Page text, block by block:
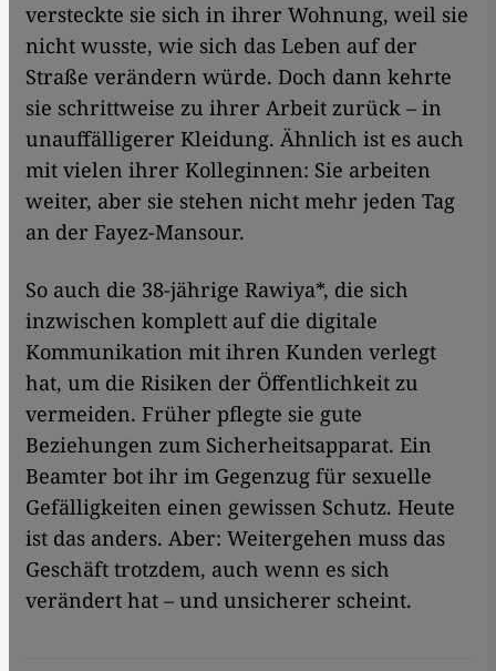
versteckte sie sich in ihrer Wohnung, weil sie
nicht wusste, wie sich das Leben auf der
Straße verändern würde. Doch dann kehrte
sie schrittweise zu ihrer Arbeit zurück – in
unauffälligerer Kleidung. Ähnlich ist es auch
mit vielen ihrer Kolleginnen: Sie arbeiten
weiter, aber sie stehen nicht mehr jeden Tag
an der Fayez-Mansour.
So auch die 38-jährige Rawiya*, die sich
inzwischen komplett auf die digitale
Kommunikation mit ihren Kunden verlegt
hat, um die Risiken der Öffentlichkeit zu
vermeiden. Früher pflegte sie gute
Beziehungen zum Sicherheitsapparat. Ein
Beamter bot ihr im Gegenzug für sexuelle
Gefälligkeiten einen gewissen Schutz. Heute
ist das anders. Aber: Weitergehen muss das
Geschäft trotzdem, auch wenn es sich
verändert hat – und unsicherer scheint.